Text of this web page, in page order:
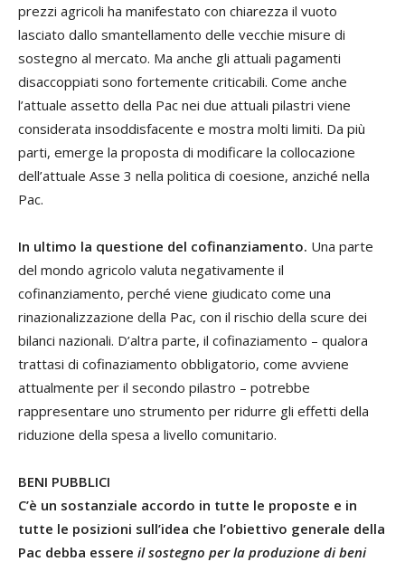
prezzi agricoli ha manifestato con chiarezza il vuoto
lasciato dallo smantellamento delle vecchie misure di
sostegno al mercato. Ma anche gli attuali pagamenti
disaccoppiati sono fortemente criticabili. Come anche
l’attuale assetto della Pac nei due attuali pilastri viene
considerata insoddisfacente e mostra molti limiti. Da più
parti, emerge la proposta di modificare la collocazione
dell’attuale Asse 3 nella politica di coesione, anziché nella
Pac.
In ultimo la questione del cofinanziamento. Una parte
del mondo agricolo valuta negativamente il
cofinanziamento, perché viene giudicato come una
rinazionalizzazione della Pac, con il rischio della scure dei
bilanci nazionali. D’altra parte, il cofinaziamento – qualora
trattasi di cofinaziamento obbligatorio, come avviene
attualmente per il secondo pilastro – potrebbe
rappresentare uno strumento per ridurre gli effetti della
riduzione della spesa a livello comunitario.
BENI PUBBLICI
C’è un sostanziale accordo in tutte le proposte e in
tutte le posizioni sull’idea che l’obiettivo generale della
Pac debba essere il sostegno per la produzione di beni